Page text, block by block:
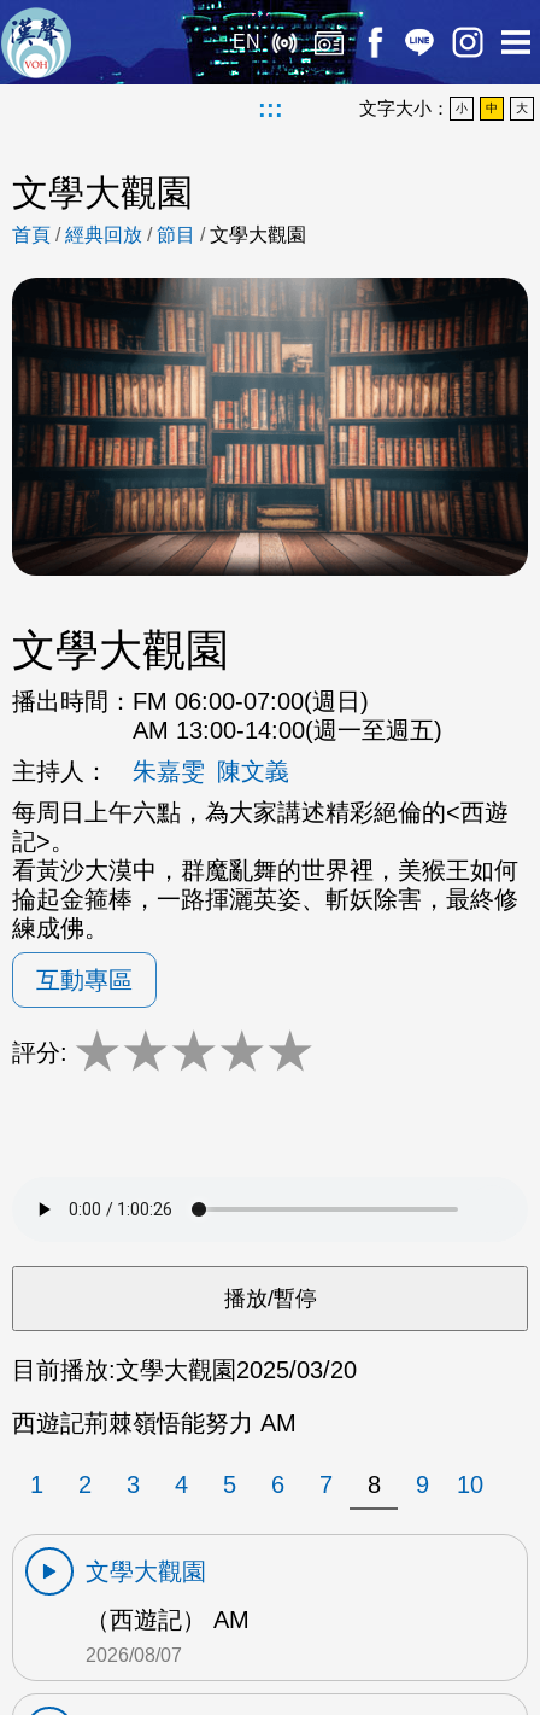
EN
::: 文字大小： 小 中 大
文學大觀園
首頁 /經典回放 /節目 /文學大觀園
文學大觀園
播出時間： FM 06:00-07:00(週日)
AM 13:00-14:00(週一至週五)
主持人：
朱嘉雯 陳文義
每周日上午六點，為大家講述精彩絕倫的<西遊
記>。
看黃沙大漠中，群魔亂舞的世界裡，美猴王如何
掄起金箍棒，一路揮灑英姿、斬妖除害，最終修
練成佛。
互動專區
評分: ★★★★★
目前播放:文學大觀園2025/03/20
西遊記荊棘嶺悟能努力 AM
1 2 3 4 5 6 7 8 9 10
文學大觀園
（西遊記） AM
2026/08/07